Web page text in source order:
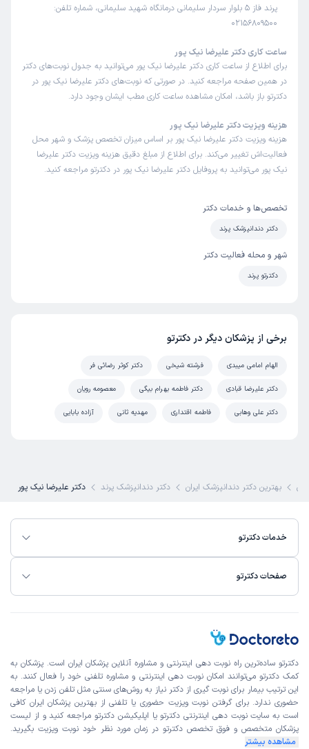
پرند فاز 5 بلوار سردار سلیمانی درمانگاه شهید سلیمانی، شماره تلفن:
02156809500
ساعت کاری دکتر علیرضا نیک پور
برای اطلاع از ساعت کاری دکتر علیرضا نیک پور می‌توانید به جدول نوبت‌های دکتر
در همین صفحه مراجعه کنید. در صورتی که نوبت‌های دکتر علیرضا نیک پور در
دکترتو باز باشد، امکان مشاهده ساعت کاری مطب ایشان وجود دارد.
هزینه ویزیت دکتر علیرضا نیک پور
هزینه ویزیت دکتر علیرضا نیک پور بر اساس میزان تخصص پزشک و شهر محل
فعالیت‌اش تغییر می‌کند. برای اطلاع از مبلغ دقیق هزینه ویزیت دکتر علیرضا
نیک پور می‌توانید به پروفایل دکتر علیرضا نیک پور در دکترتو مراجعه کنید.
تخصص‌ها و خدمات دکتر
دکتر دندانپزشک پرند
شهر و محله فعالیت دکتر
دکترتو پرند
برخی از پزشکان دیگر در دکترتو
الهام امامی میبدی فرشته شیخی دکتر کوثر رضائی فر
دکتر علیرضا قبادی دکتر فاطمه بهرام بیگی معصومه رویان
دکتر علی وهابی فاطمه اقتداری مهدیه ثانی آزاده بابایی
بهترین دکتر دندانپزشک ایران دکتر دندانپزشک پرند دکتر علیرضا نیک پور
خدمات دکترتو
صفحات دکترتو
دکترتو ساده‌ترین راه نوبت‌ دهی اینترنتی و مشاوره آنلاین پزشکان ایران است. پزشکان به
کمک دکترتو می‌توانند امکان نوبت دهی اینترنتی و مشاوره تلفنی خود را فعال کنند. به
این ترتیب بیمار برای نوبت گیری از دکتر نیاز به روش‌های سنتی مثل تلفن زدن یا مراجعه
حضوری ندارد. برای گرفتن نوبت ویزیت حضوری یا تلفنی از بهترین پزشکان ایران کافی
است به سایت نوبت دهی اینترنتی دکترتو یا اپلیکیشن دکترتو مراجعه کنید و از لیست
پزشکان متخصص و فوق تخصص دکترتو در زمان مورد نظر خود نوبت ویزیت بگیرید.
مشاهده بیشتر